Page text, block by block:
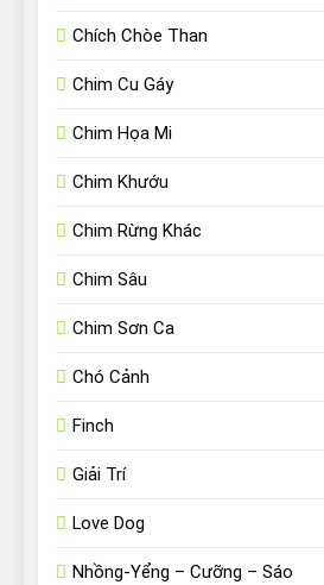
Chích Chòe Than
Chim Cu Gáy
Chim Họa Mi
Chim Khướu
Chim Rừng Khác
Chim Sâu
Chim Sơn Ca
Chó Cảnh
Finch
Giải Trí
Love Dog
Nhồng-Yểng – Cưỡng – Sáo